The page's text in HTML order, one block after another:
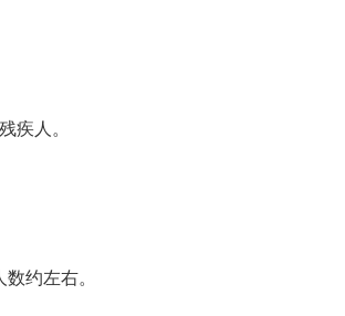
疾人。
约左右。